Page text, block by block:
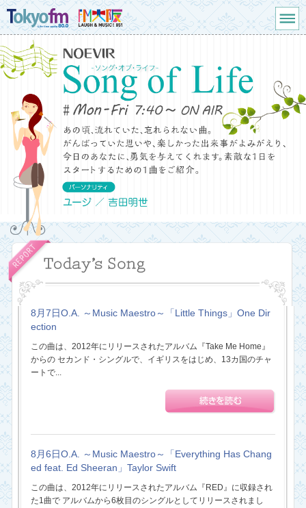
8月7日O.A. ～Music Maestro～「Little Things」One Dir
ection
この曲は、2012年にリリースされたアルバム『Take Me Home』
からの セカンド・シングルで、イギリスをはじめ、13カ国のチャ
ートで...
8月6日O.A. ～Music Maestro～「Everything Has Chang
ed feat. Ed Sheeran」Taylor Swift
この曲は、2012年にリリースされたアルバム『RED』に収録され
た1曲で アルバムから6枚目のシングルとしてリリースされまし